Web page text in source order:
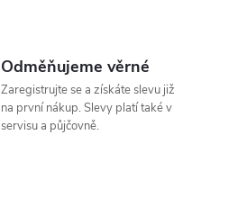
Odměňujeme věrné
Zaregistrujte se a získáte slevu již
na první nákup. Slevy platí také v
servisu a půjčovně.